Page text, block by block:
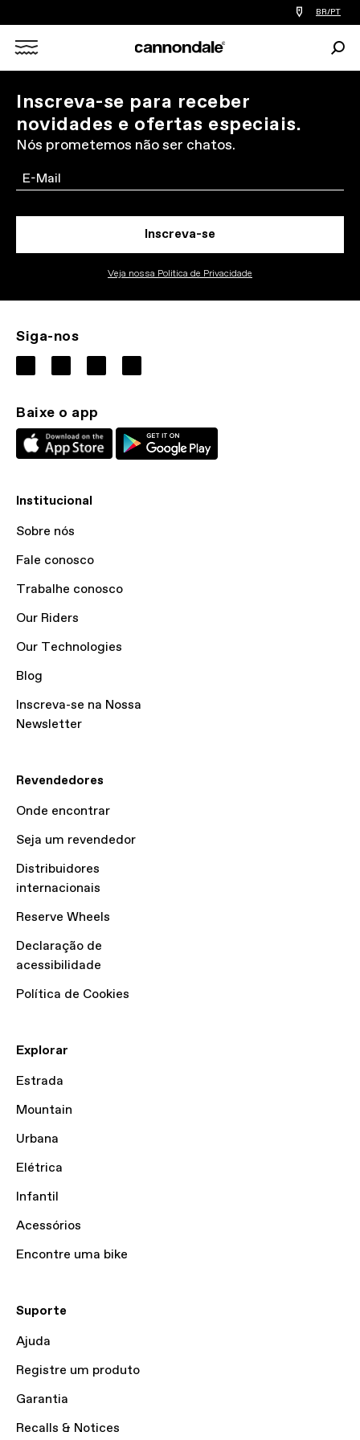
Find
a
you
BR/PT
Inscreva-se para receber
novidades e ofertas especiais.
Nós prometemos não ser chatos.
Email
Inscreva-se
Veja nossa Politica de Privacidade
Siga-nos
Baixe o app
Institucional
Sobre nós
Fale conosco
Trabalhe conosco
Our Riders
Our Technologies
Blog
Inscreva-se na Nossa
Newsletter
Revendedores
Onde encontrar
Seja um revendedor
Distribuidores
internacionais
Reserve Wheels
Declaração de
acessibilidade
Política de Cookies
Explorar
Estrada
Mountain
Urbana
Elétrica
Infantil
Acessórios
Encontre uma bike
Suporte
Ajuda
Registre um produto
Garantia
Recalls & Notices